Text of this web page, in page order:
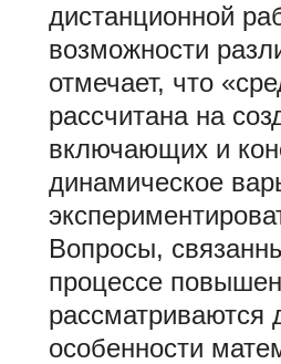
дистанционной
возможности
отмечает, что
рассчитана на
включающих и
динамическое
Вопросы,
процессе
рассматриваются
особенности